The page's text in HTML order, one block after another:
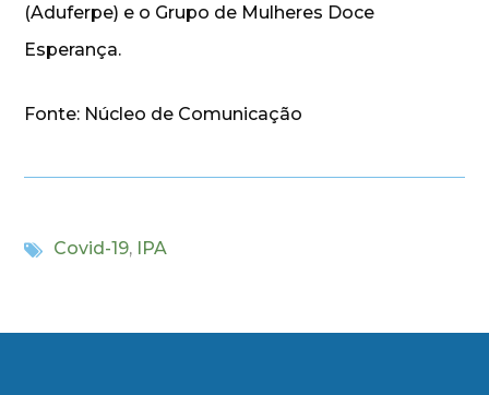
(Aduferpe) e o Grupo de Mulheres Doce
Esperança.
Fonte: Núcleo de Comunicação
Covid-19, IPA